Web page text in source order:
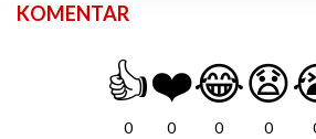
KOMENTAR
👍
0
❤️
0
😂
0
😧
0